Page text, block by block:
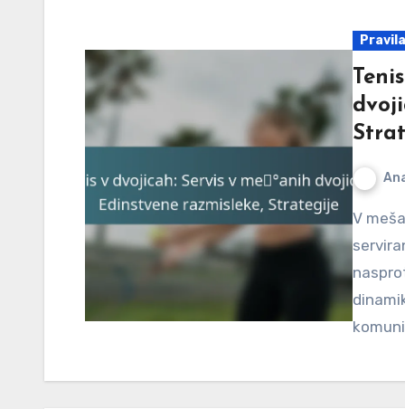
V mešanih dvojicah v tenisu je obvladovanje tehnik